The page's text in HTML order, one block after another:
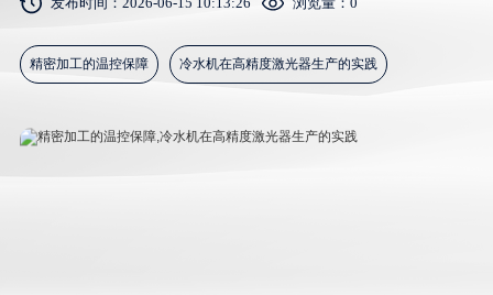
精密加工的温控保障 冷水机在高精度激光器生产的实践